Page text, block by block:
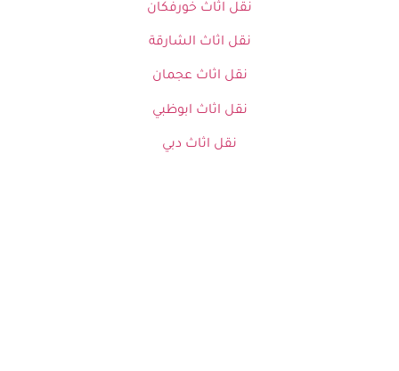
نقل اثاث خورفكان
نقل اثاث الشارقة
نقل اثاث عجمان
نقل اثاث ابوظبي
نقل اثاث دبي